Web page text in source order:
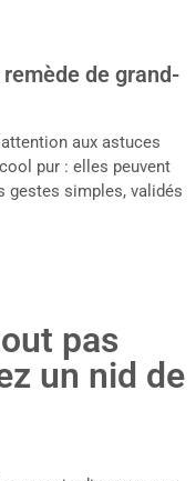
de grand-
aux astuces
pur : elles peuvent
gestes simples, validés
pas
un nid de